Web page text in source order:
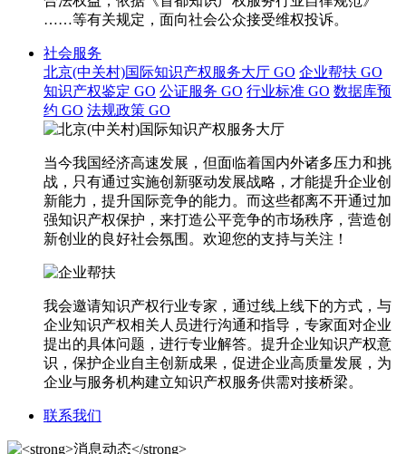
……等有关规定，面向社会公众接受维权投诉。
社会服务
北京(中关村)国际知识产权服务大厅 GO 企业帮扶 GO
知识产权鉴定 GO 公证服务 GO 行业标准 GO 数据库预
约 GO 法规政策 GO
当今我国经济高速发展，但面临着国内外诸多压力和挑
战，只有通过实施创新驱动发展战略，才能提升企业创
新能力，提升国际竞争的能力。而这些都离不开通过加
强知识产权保护，来打造公平竞争的市场秩序，营造创
新创业的良好社会氛围。欢迎您的支持与关注！
我会邀请知识产权行业专家，通过线上线下的方式，与
企业知识产权相关人员进行沟通和指导，专家面对企业
提出的具体问题，进行专业解答。提升企业知识产权意
识，保护企业自主创新成果，促进企业高质量发展，为
企业与服务机构建立知识产权服务供需对接桥梁。
联系我们